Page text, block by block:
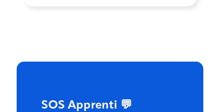
SOS Apprenti 💬